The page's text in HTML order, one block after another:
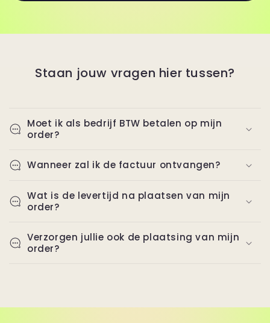
Staan jouw vragen hier tussen?
Moet ik als bedrijf BTW betalen op mijn
order?
Wanneer zal ik de factuur ontvangen?
Wat is de levertijd na plaatsen van mijn
order?
Verzorgen jullie ook de plaatsing van mijn
order?